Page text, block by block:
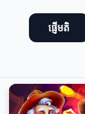
ផ្ញើមតិ